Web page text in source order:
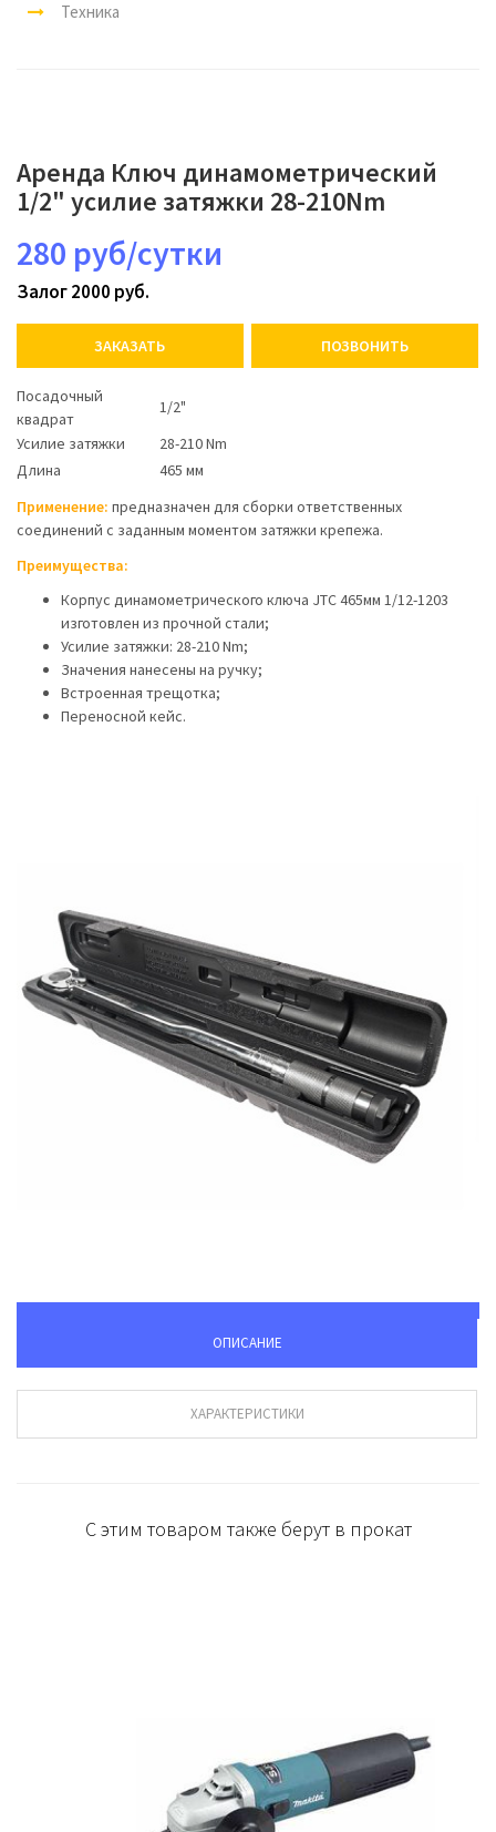
Техника
Аренда Ключ динамометрический
1/2" усилие затяжки 28-210Nm
280 руб/сутки
Залог 2000 руб.
ЗАКАЗАТЬ ПОЗВОНИТЬ
Посадочный
квадрат
1/2"
Усилие затяжки
28-210 Nm
Длина
465 мм
Применение: предназначен для сборки ответственных
соединений с заданным моментом затяжки крепежа.
Преимущества:
Корпус динамометрического ключа JTC 465мм 1/12-1203
изготовлен из прочной стали;
Усилие затяжки: 28-210 Nm;
Значения нанесены на ручку;
Встроенная трещотка;
Переносной кейс.
ОПИСАНИЕ
ХАРАКТЕРИСТИКИ
С этим товаром также берут в прокат